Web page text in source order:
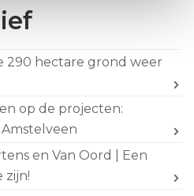
290 hectare grond weer
op de projecten:
en Van Oord | Een
zijn!